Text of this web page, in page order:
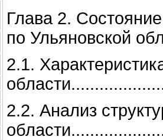
Глава 2.
по Ульяновской
2.1.
2.2. Анализ